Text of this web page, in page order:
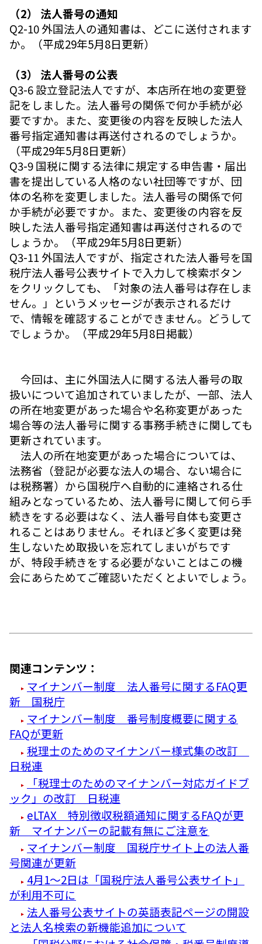
（2） 法人番号の通知
Q2-10 外国法人の通知書は、どこに送付されます
か。（平成29年5月8日更新）
（3） 法人番号の公表
Q3-6 設立登記法人ですが、本店所在地の変更登
記をしました。法人番号の関係で何か手続が必
要ですか。また、変更後の内容を反映した法人
番号指定通知書は再送付されるのでしょうか。
（平成29年5月8日更新）
Q3-9 国税に関する法律に規定する申告書・届出
書を提出している人格のない社団等ですが、団
体の名称を変更しました。法人番号の関係で何
か手続が必要ですか。また、変更後の内容を反
映した法人番号指定通知書は再送付されるので
しょうか。（平成29年5月8日更新）
Q3-11 外国法人ですが、指定された法人番号を国
税庁法人番号公表サイトで入力して検索ボタン
をクリックしても、「対象の法人番号は存在しま
せん。」というメッセージが表示されるだけ
で、情報を確認することができません。どうして
でしょうか。（平成29年5月8日掲載）
今回は、主に外国法人に関する法人番号の取
扱いについて追加されていましたが、一部、法人
の所在地変更があった場合や名称変更があった
場合等の法人番号に関する事務手続きに関しても
更新されています。
法人の所在地変更があった場合については、
法務省（登記が必要な法人の場合、ない場合に
は税務署）から国税庁へ自動的に連絡される仕
組みとなっているため、法人番号に関して何ら手
続きをする必要はなく、法人番号自体も変更さ
れることはありません。それほど多く変更は発
生しないため取扱いを忘れてしまいがちです
が、特段手続きをする必要がないことはこの機
会にあらためてご確認いただくとよいでしょう。
関連コンテンツ：
マイナンバー制度 法人番号に関するFAQ更
新 国税庁
マイナンバー制度 番号制度概要に関する
FAQが更新
税理士のためのマイナンバー様式集の改訂
日税連
「税理士のためのマイナンバー対応ガイドブ
ック」の改訂 日税連
eLTAX 特別徴収税額通知に関するFAQが更
新 マイナンバーの記載有無にご注意を
マイナンバー制度 国税庁サイト上の法人番
号関連が更新
4月1～2日は「国税庁法人番号公表サイト」
が利用不可に
法人番号公表サイトの英語表記ページの開設
と法人名検索の新機能追加について